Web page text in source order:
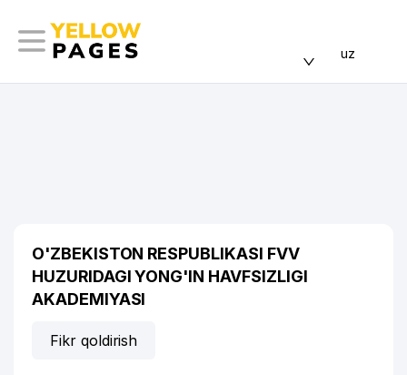
uz
O'ZBEKISTON RESPUBLIKASI FVV
HUZURIDAGI YONG'IN HAVFSIZLIGI
AKADEMIYASI
Fikr qoldirish